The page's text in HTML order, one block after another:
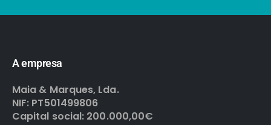
A empresa
Maia & Marques, Lda.
NIF: PT501499806
Capital social: 200.000,00€